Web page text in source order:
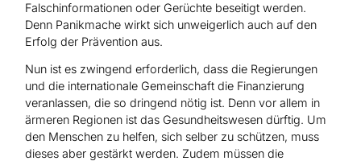
Falschinformationen oder Gerüchte beseitigt werden.
Denn Panikmache wirkt sich unweigerlich auch auf den
Erfolg der Prävention aus.
Nun ist es zwingend erforderlich, dass die Regierungen
und die internationale Gemeinschaft die Finanzierung
veranlassen, die so dringend nötig ist. Denn vor allem in
ärmeren Regionen ist das Gesundheitswesen dürftig. Um
den Menschen zu helfen, sich selber zu schützen, muss
dieses aber gestärkt werden. Zudem müssen die